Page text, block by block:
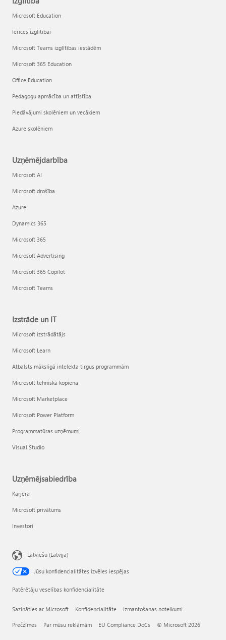
Microsoft Education
Ierīces izglītībai
Microsoft Teams izglītības iestādēm
Microsoft 365 Education
Office Education
Pedagogu apmācība un attīstība
Piedāvājumi skolēniem un vecākiem
Azure skolēniem
Uzņēmējdarbība
Microsoft AI
Microsoft drošība
Azure
Dynamics 365
Microsoft 365
Microsoft Advertising
Microsoft 365 Copilot
Microsoft Teams
Izstrāde un IT
Microsoft izstrādātājs
Microsoft Learn
Atbalsts mākslīgā intelekta tirgus programmām
Microsoft tehniskā kopiena
Microsoft Marketplace
Microsoft Power Platform
Programmatūras uzņēmumi
Visual Studio
Uzņēmējsabiedrība
Karjera
Microsoft privātums
Investori
Latviešu (Latvija)
Jūsu konfidencialitātes izvēles iespējas
Patērētāju veselības konfidencialitāte
Sazināties ar Microsoft Konfidencialitāte Izmantošanas noteikumi
Prečzīmes Par mūsu reklāmām EU Compliance DoCs © Microsoft 2026